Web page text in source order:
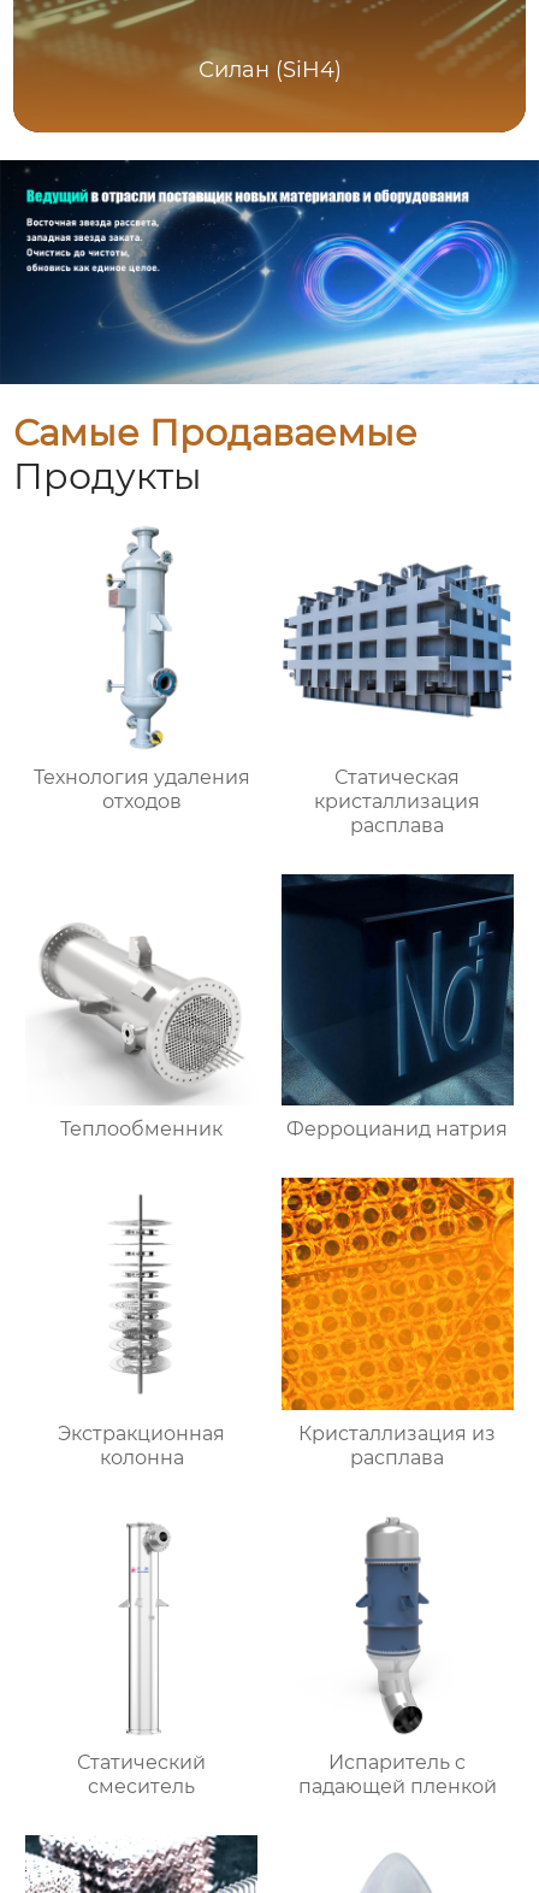
Силан (SiH4)
Самые Продаваемые
Продукты
Технология удаления
отходов
Статическая
кристаллизация
расплава
Теплообменник Ферроцианид натрия
Экстракционная
колонна
Кристаллизация из
расплава
Статический
смеситель
Испаритель c
падающей пленкой